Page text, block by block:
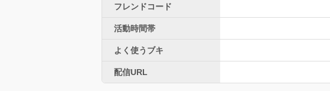
フレンドコード
活動時間帯
よく使うブキ
配信URL